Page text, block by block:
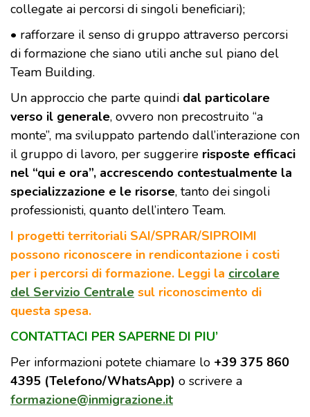
collegate ai percorsi di singoli beneficiari);
• rafforzare il senso di gruppo attraverso percorsi
di formazione che siano utili anche sul piano del
Team Building.
Un approccio che parte quindi dal particolare
verso il generale, ovvero non precostruito “a
monte”, ma sviluppato partendo dall’interazione con
il gruppo di lavoro, per suggerire risposte efficaci
nel “qui e ora”, accrescendo contestualmente la
specializzazione e le risorse, tanto dei singoli
professionisti, quanto dell’intero Team.
I progetti territoriali SAI/SPRAR/SIPROIMI
possono riconoscere in rendicontazione i costi
per i percorsi di formazione. Leggi la circolare
del Servizio Centrale sul riconoscimento di
questa spesa.
CONTATTACI PER SAPERNE DI PIU’
Per informazioni potete chiamare lo +39 375 860
4395 (Telefono/WhatsApp) o scrivere a
formazione@inmigrazione.it